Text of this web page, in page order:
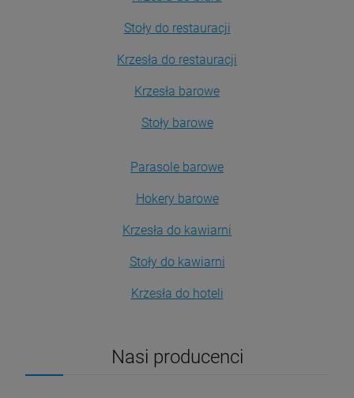
Stoły do restauracji
Krzesła do restauracji
Krzesła barowe
Stoły barowe
Parasole barowe
Hokery barowe
Krzesła do kawiarni
Stoły do kawiarni
Krzesła do hoteli
Nasi producenci